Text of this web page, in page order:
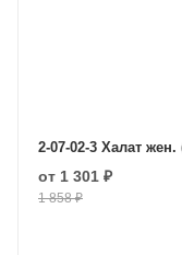
2-07-02-3
от 1 301 ₽
1 858 ₽